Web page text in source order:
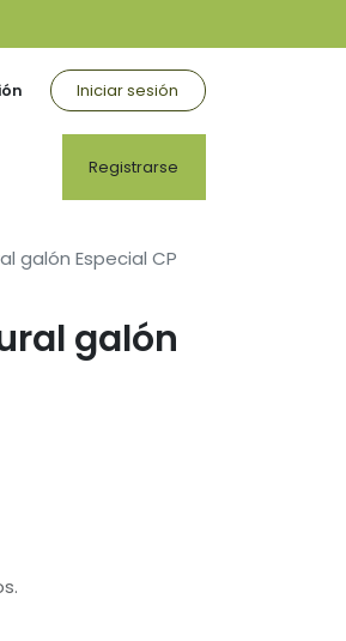
Iniciar sesión
Registrarse
galón Especial CP
galón